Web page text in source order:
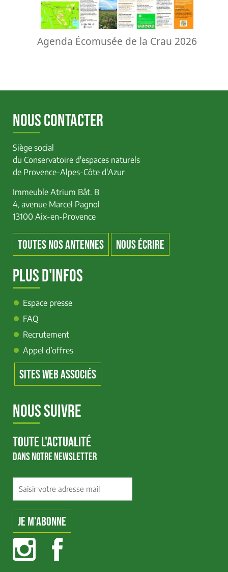
Agenda Écomusée de la Crau 2026
NOUS CONTACTER
Siège social
du Conservatoire d'espaces naturels
de Provence-Alpes-Côte d'Azur
Immeuble Atrium Bât. B
4, avenue Marcel Pagnol
13100 Aix-en-Provence
TOUTES NOS ANTENNES NOUS ÉCRIRE
PLUS D'INFOS
Espace presse
FAQ
Recrutement
Appel d’offres
SITES WEB ASSOCIÉS
NOUS SUIVRE
TOUTE L'ACTUALITÉ
DANS NOTRE NEWSLETTER